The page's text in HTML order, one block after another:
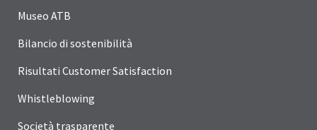
Museo ATB
Bilancio di sostenibilità
Risultati Customer Satisfaction
Whistleblowing
Società trasparente